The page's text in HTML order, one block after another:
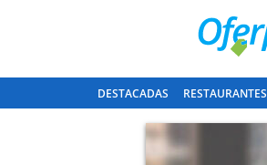
DESTACADAS RESTAURANTES